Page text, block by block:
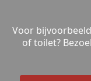
Voor
of toilet?